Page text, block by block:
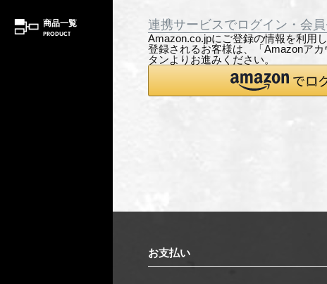
商品一覧
PRODUCT
連携サービスでログイン・会
Amazon.co.jpにご登録の情報を利用
登録されるお客様は、「Amazonア
タンよりお進みください。
お支払い